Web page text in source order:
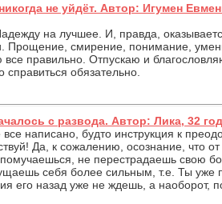
не уйдёт. Автор: Игумен
на лучшее. И, правда,
Прощение, смирение, понимание,
правильно. Отпускаю и
обязательно.
с развода. Автор: Лика, 32
написано, будто инструкция к
Да, к сожалению, осознание, что от
не перестрадаешь свою
себя более сильным, т.е. Ты уже
его назад уже не ждешь, а наоборот,